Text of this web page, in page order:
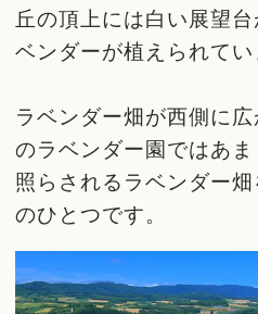
丘の頂上には白い展望
ベンダーが植えられてい
ラベンダー畑が西側に
のラベンダー園ではあ
照らされるラベンダー
のひとつです。